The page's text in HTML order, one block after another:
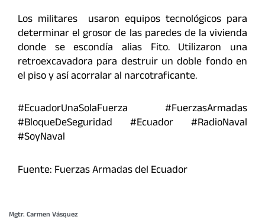
Los militares usaron equipos tecnológicos para
determinar el grosor de las paredes de la vivienda
donde se escondía alias Fito. Utilizaron una
retroexcavadora para destruir un doble fondo en
el piso y así acorralar al narcotraficante.
#EcuadorUnaSolaFuerza #FuerzasArmadas
#BloqueDeSeguridad #Ecuador #RadioNaval
#SoyNaval
Fuente: Fuerzas Armadas del Ecuador
Mgtr. Carmen Vásquez